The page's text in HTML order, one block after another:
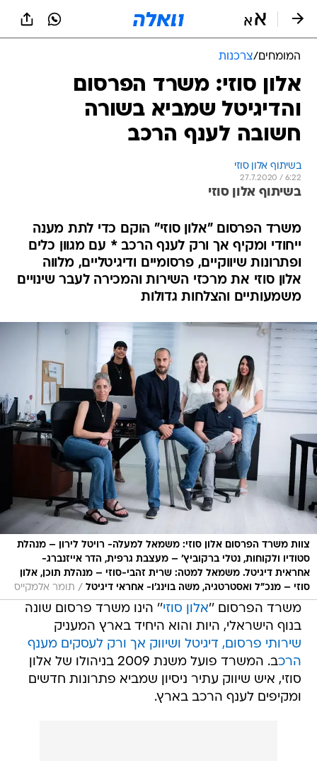
המומחים/צרכנות
אלון סוזי: משרד הפרסום
והדיגיטל שמביא בשורה
חשובה לענף הרכב
בשיתוף אלון סוזי
27.7.2020 / 6:22
בשיתוף אלון סוזי
משרד הפרסום "אלון סוזי" הוקם כדי לתת מענה
ייחודי ומקיף אך ורק לענף הרכב * עם מגוון כלים
ופתרונות שיווקיים, פרסומיים ודיגיטליים, מלווה
אלון סוזי את מרכזי השירות והמכירה לעבר שינויים
משמעותיים והצלחות גדולות
צוות משרד הפרסום אלון סוזי: משמאל למעלה- רויטל לירון – מנהלת
סטודיו ולקוחות, נטלי ברקוביץ' – מעצבת גרפית, הדר אייזנברג-
אחראית דיגיטל. משמאל למטה: שרית זהבי-סוזי – מנהלת תוכן, אלון
סוזי – מנכ"ל ואסטרטגיה, משה בוינג'ו- אחראי דיגיטל / תומר אלמקייס
משרד הפרסום ''אלון סוזי'' הינו משרד פרסום שונה
בנוף הישראלי, היות והוא היחיד בארץ המעניק
שירותי פרסום, דיגיטל ושיווק אך ורק לעסקים מענף
הרכ
ב. המשרד פועל משנת 2009 בניהולו של אלון
סוזי, איש שיווק עתיר ניסיון שמביא פתרונות חדשים
ומקיפים לענף הרכב בארץ.